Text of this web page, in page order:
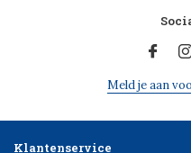
Meld je aan
Klantenservice